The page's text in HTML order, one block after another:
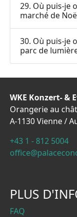
29. Où puis-je
marché de
30. Où puis-je
parc de
WKE Konzert- &
Orangerie au
A-1130 Vienne /
+43 1 - 812 5004
PLUS
FAQ